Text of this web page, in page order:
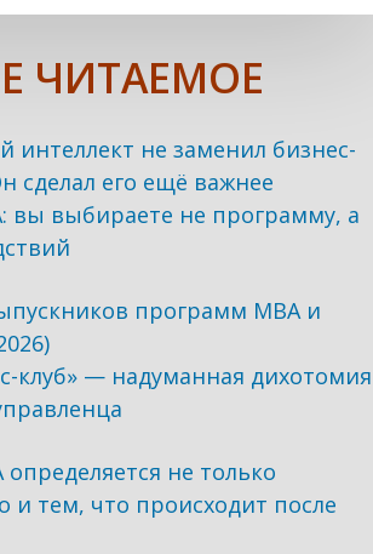
ЧИТАЕМОЕ
интеллект не заменил бизнес-
сделал его ещё важнее
вы выбираете не программу, а
программ МВА и
клуб» — надуманная дихотомия
не только
и тем, что происходит после